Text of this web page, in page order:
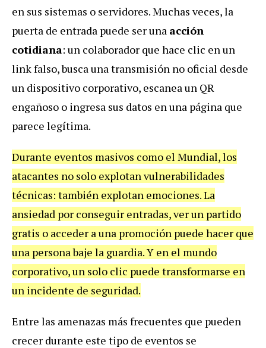
en sus sistemas o servidores. Muchas veces, la
puerta de entrada puede ser una acción
cotidiana: un colaborador que hace clic en un
linkfalso,busca una transmisión no oficial desde
un dispositivo corporativo, escanea un QR
engañoso o ingresa sus datos en una página que
parece legítima.
Durante eventos masivos como el Mundial, los
atacantes no solo explotan vulnerabilidades
técnicas: también explotan emociones. La
ansiedad por conseguir entradas, ver un partido
gratis o acceder a una promoción puede hacer que
una persona baje la guardia. Y en el mundo
corporativo, un solo clic puede transformarse en
un incidente de seguridad.
Entre las amenazas más frecuentes que pueden
crecer durante este tipo de eventos se